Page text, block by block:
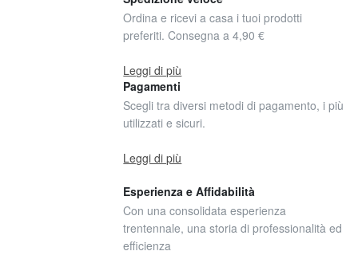
Ordina e ricevi a casa i tuoi prodotti
preferiti. Consegna a 4,90 €
Leggi di più
Pagamenti
Scegli tra diversi metodi di pagamento, i più
utilizzati e sicuri.
Leggi di più
Esperienza e Affidabilità
Con una consolidata esperienza
trentennale, una storia di professionalità ed
efficienza